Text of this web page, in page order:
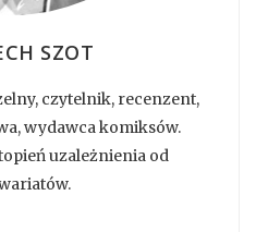
SZOT
czytelnik, recenzent,
wydawca komiksów.
uzależnienia od